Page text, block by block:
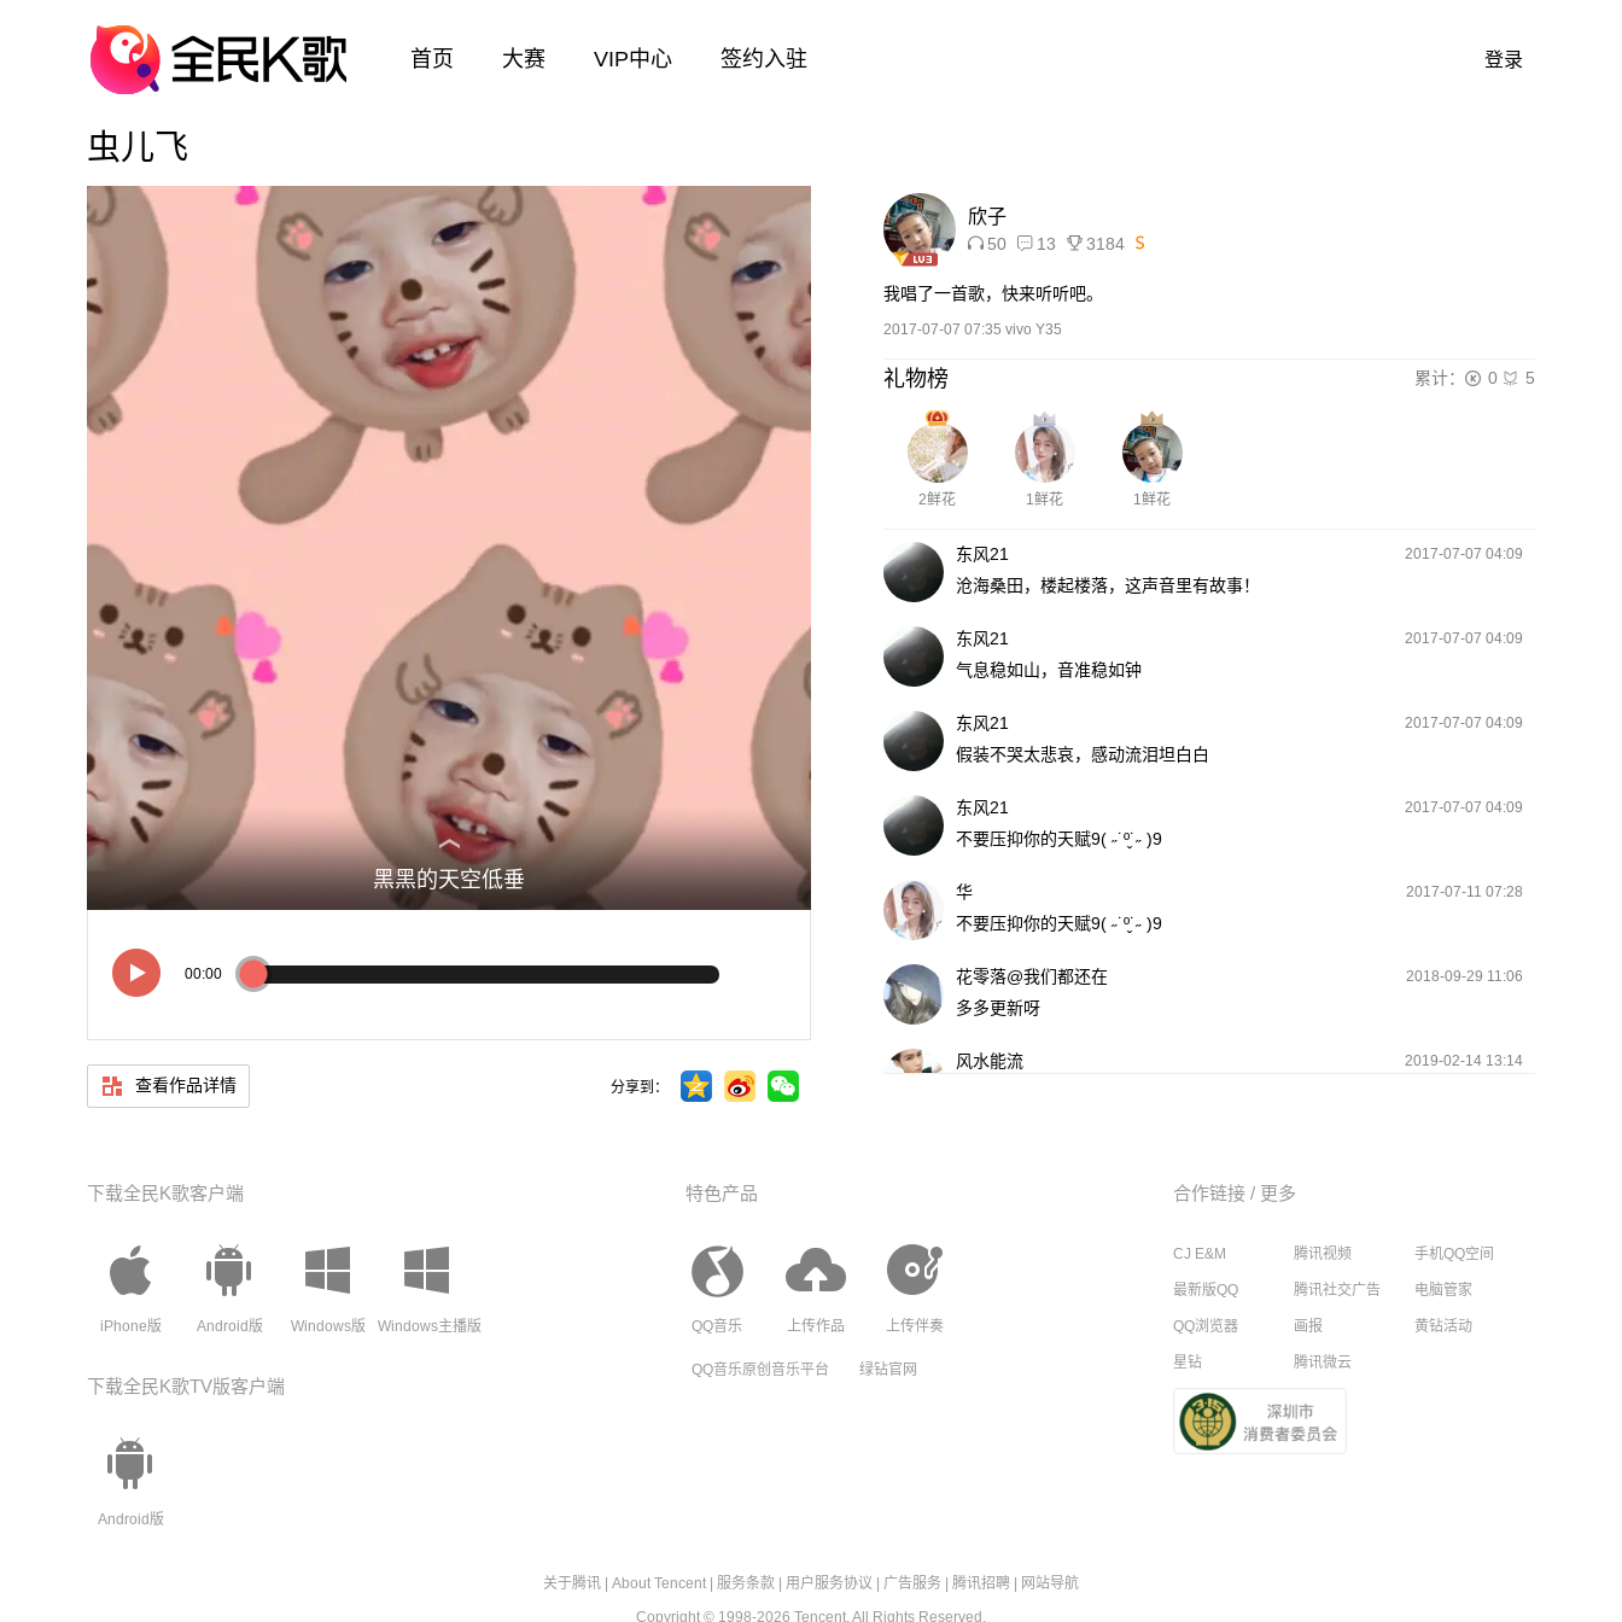
首页 大赛 VIP中心 签约入驻 登录
虫儿飞
送出了赞
黑黑的天空低垂
黑黑的天空低垂
00:00
查看作品详情 分享到：
欣子
50 13 3184
我唱了一首歌，快来听听吧。
2017-07-07 07:35 vivo Y35
礼物榜 累计： 0 5
2鲜花 1鲜花 1鲜花
东风21 2017-07-07 04:09
沧海桑田，楼起楼落，这声音里有故事！
东风21 2017-07-07 04:09
气息稳如山，音准稳如钟
东风21 2017-07-07 04:09
假装不哭太悲哀，感动流泪坦白白
东风21 2017-07-07 04:09
不要压抑你的天赋9( ˶˙º̬˙˶ )9
华 2017-07-11 07:28
不要压抑你的天赋9( ˶˙º̬˙˶ )9
花零落@我们都还在 2018-09-29 11:06
多多更新呀
风水能流 2019-02-14 13:14
2019-12-15 09:14
下载全民K歌客户端
iPhone版 Android版 Windows版 Windows主播版
下载全民K歌TV版客户端
Android版
特色产品
QQ音乐 上传作品 上传伴奏
QQ音乐原创音乐平台 绿钻官网
合作链接 / 更多
CJ E&M 腾讯视频 手机QQ空间
最新版QQ 腾讯社交广告 电脑管家
QQ浏览器 画报 黄钻活动
星钻 腾讯微云
关于腾讯 About Tencent 服务条款 用户服务协议 广告服务 腾讯招聘
网站导航
Copyright © 1998-2026 Tencent. All Rights Reserved.